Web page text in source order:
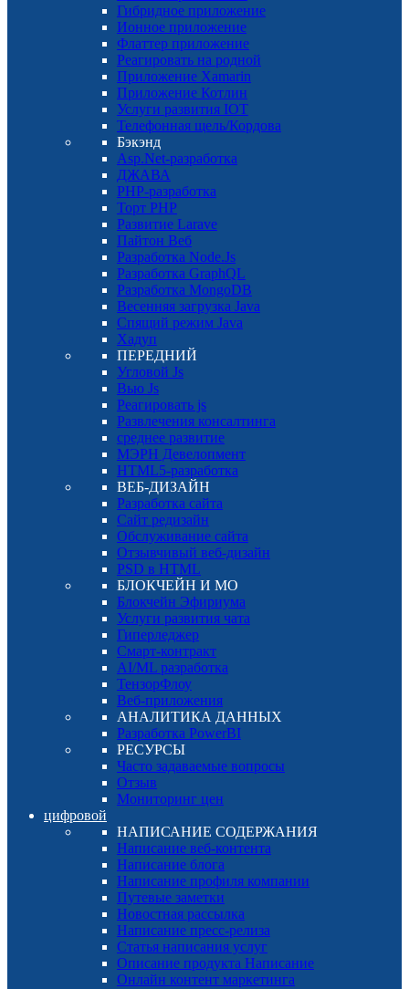
Гибридное приложение
Ионное приложение
Флаттер приложение
Реагировать на родной
Приложение Xamarin
Приложение Котлин
Услуги развития IOT
Телефонная щель/Кордова
Бэкэнд
Asp.Net-разработка
ДЖАВА
PHP-разработка
Торт PHP
Развитие Larave
Пайтон Веб
Разработка Node.Js
Разработка GraphQL
Разработка MongoDB
Весенняя загрузка Java
Спящий режим Java
Хадуп
ПЕРЕДНИЙ
Угловой Js
Вью Js
Реагировать js
Развлечения консалтинга
среднее развитие
МЭРН Девелопмент
HTML5-разработка
ВЕБ-ДИЗАЙН
Разработка сайта
Сайт редизайн
Обслуживание сайта
Отзывчивый веб-дизайн
PSD в HTML
БЛОКЧЕЙН И МО
Блокчейн Эфириума
Услуги развития чата
Гиперледжер
Смарт-контракт
AI/ML разработка
ТензорФлоу
Веб-приложения
АНАЛИТИКА ДАННЫХ
Разработка PowerBI
РЕСУРСЫ
Часто задаваемые вопросы
Отзыв
Мониторинг цен
цифровой
НАПИСАНИЕ СОДЕРЖАНИЯ
Написание веб-контента
Написание блога
Написание профиля компании
Путевые заметки
Новостная рассылка
Написание пресс-релиза
Статья написания услуг
Описание продукта Написание
Онлайн контент маркетинга